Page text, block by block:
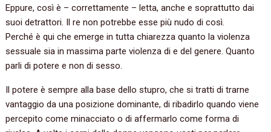
Eppure, così è – correttamente – letta, anche e soprattutto dai
suoi detrattori. Il re non potrebbe esse più nudo di così.
Perché è qui che emerge in tutta chiarezza quanto la violenza
sessuale sia in massima parte violenza di e del genere. Quanto
parli di potere e non di sesso.
Il potere è sempre alla base dello stupro, che si tratti di trarne
vantaggio da una posizione dominante, di ribadirlo quando viene
percepito come minacciato o di affermarlo come forma di